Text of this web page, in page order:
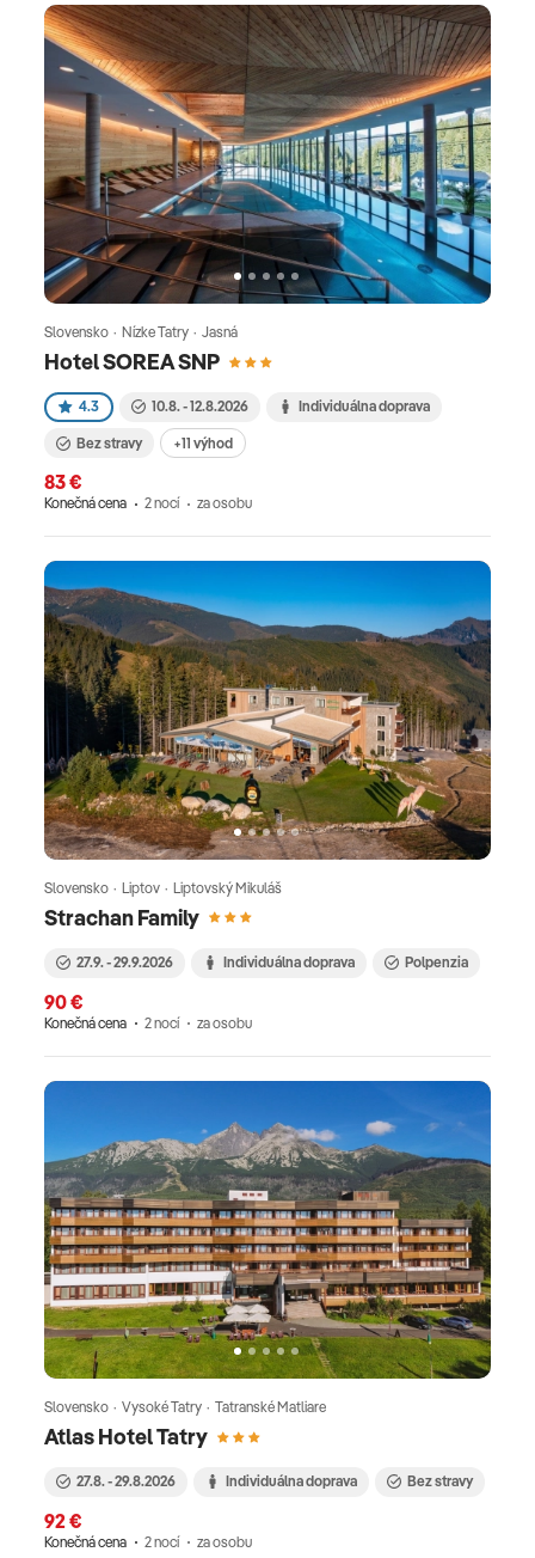
Hotel SOREA SNP
Slovensko · Nízke Tatry · Jasná
4.3 10.8. - 12.8.2026 Individuálna doprava
Bez stravy +11 výhod
83 €
Konečná cena 2 nocí za osobu
Strachan Family
Slovensko · Liptov · Liptovský Mikuláš
27.9. - 29.9.2026 Individuálna doprava Polpenzia
90 €
Konečná cena 2 nocí za osobu
Atlas Hotel Tatry
Slovensko · Vysoké Tatry · Tatranské Matliare
27.8. - 29.8.2026 Individuálna doprava Bez stravy
92 €
Konečná cena 2 nocí za osobu